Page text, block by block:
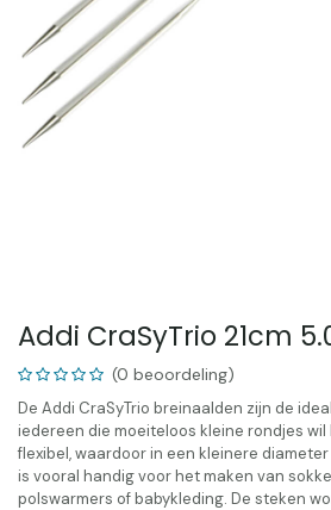
Addi CraSyTrio 21cm
(0 beoordeling)
De Addi CraSyTrio breinaalden zijn de
iedereen die moeiteloos kleine rondjes wil
flexibel, waardoor in een kleinere
is vooral handig voor het maken van
polswarmers of babykleding. De steken